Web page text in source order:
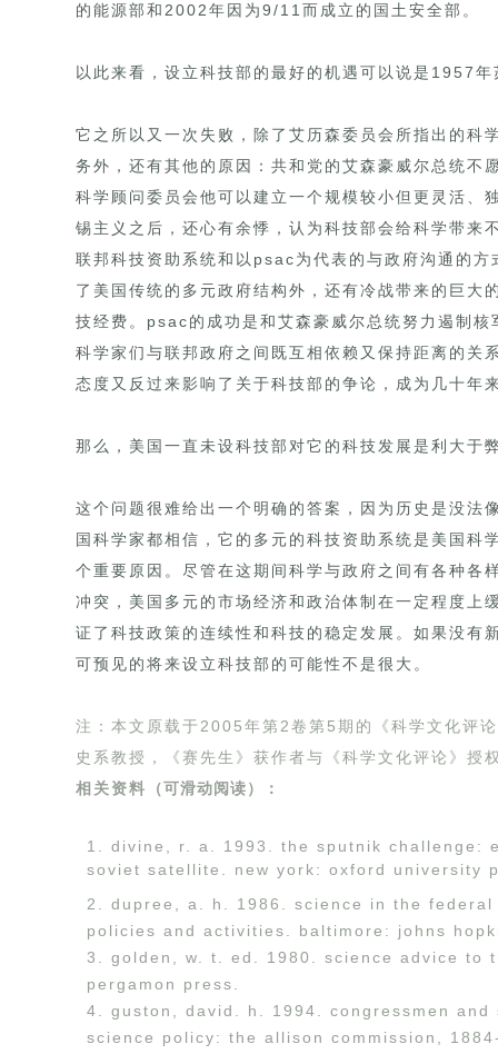
的能源部和2002年因为9/11而成立的国土安全部。
以此来看，设立科技部的最好的机遇可以说是1957
它之所以又一次失败，除了艾历森委员会所指出的科
务外，还有其他的原因：共和党的艾森豪威尔总统不
科学顾问委员会他可以建立一个规模较小但更灵活、
锡主义之后，还心有余悸，认为科技部会给科学带来
联邦科技资助系统和以psac为代表的与政府沟通的
了美国传统的多元政府结构外，还有冷战带来的巨大
技经费。psac的成功是和艾森豪威尔总统努力遏制
科学家们与联邦政府之间既互相依赖又保持距离的关
态度又反过来影响了关于科技部的争论，成为几十年
那么，美国一直未设科技部对它的科技发展是利大于
这个问题很难给出一个明确的答案，因为历史是没法
国科学家都相信，它的多元的科技资助系统是美国科
个重要原因。尽管在这期间科学与政府之间有各种各
冲突，美国多元的市场经济和政治体制在一定程度上
证了科技政策的连续性和科技的稳定发展。如果没有
可预见的将来设立科技部的可能性不是很大。
注：本文原载于2005年第2卷第5期的《科学文化评
史系教授，《赛先生》获作者与《科学文化评论》授
相关资料
（可滑动阅读）：
1. divine, r. a. 1993. the sputnik challenge:
soviet satellite. new york: oxford university
2. dupree, a. h. 1986. science in the
policies and activities. baltimore: johns
3. golden, w. t. ed. 1980. science advice to
pergamon press.
4. guston, david. h. 1994. congressmen
science policy: the allison commission,